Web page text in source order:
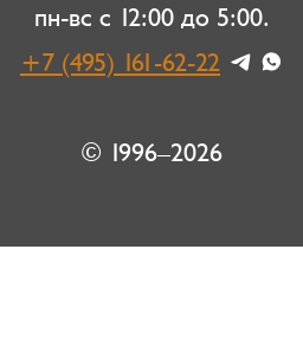
пн-вс с 12:00 до 5:00.
+7 (495) 161-62-22
© 1996–2026